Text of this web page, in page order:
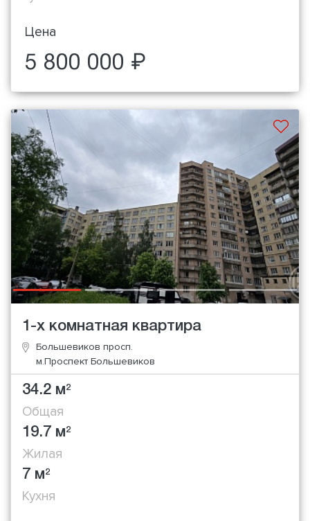
Цена
5 800 000 ₽
1-х комнатная квартира
Большевиков просп.
м.Проспект Большевиков
34.2 м2
Общая
19.7 м2
Жилая
7 м2
Кухня